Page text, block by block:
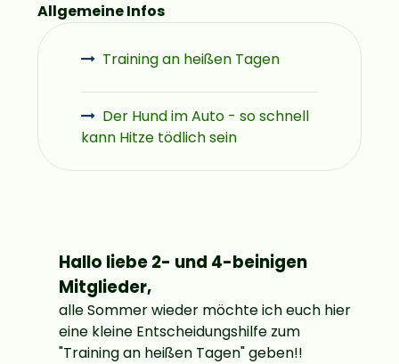
Allgemeine Infos
Training an heißen Tagen
Der Hund im Auto - so schnell
kann Hitze tödlich sein
Hallo liebe 2- und 4-beinigen
Mitglieder,
alle Sommer wieder möchte ich euch hier
eine kleine Entscheidungshilfe zum
"Training an heißen Tagen" geben!!